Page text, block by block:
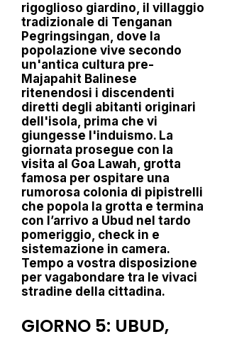
rigoglioso giardino, il villaggio
tradizionale di Tenganan
Pegringsingan, dove la
popolazione vive secondo
un'antica cultura pre-
Majapahit Balinese
ritenendosi i discendenti
diretti degli abitanti originari
dell'isola, prima che vi
giungesse l'induismo. La
giornata prosegue con la
visita al Goa Lawah, grotta
famosa per ospitare una
rumorosa colonia di pipistrelli
che popola la grotta e termina
con l’arrivo a Ubud nel tardo
pomeriggio, check in e
sistemazione in camera.
Tempo a vostra disposizione
per vagabondare tra le vivaci
stradine della cittadina.
GIORNO 5: UBUD,